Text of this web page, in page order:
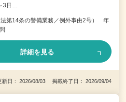
3日…
第14条の警備業務／例外事由2号） 年
詳細を見る
新日： 2026/08/03 掲載終了日： 2026/09/04